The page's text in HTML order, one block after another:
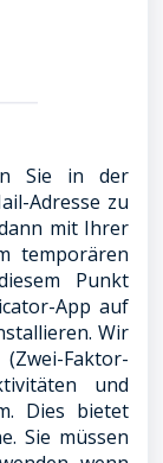
Sie in der
Adresse zu
mit Ihrer
temporären
Punkt
App auf
Wir
Faktor-
und
Dies bietet
Sie müssen